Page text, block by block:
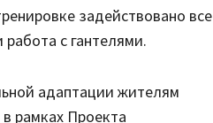
задействовано все
с гантелями.
адаптации жителям
рамках Проекта
Youtube